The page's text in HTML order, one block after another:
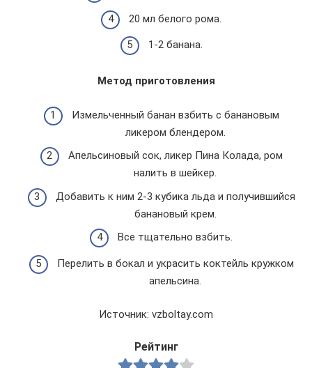
20 мл белого рома.
1-2 банана.
Метод приготовления
Измельченный банан взбить с банановым
ликером блендером.
Апельсиновый сок, ликер Пина Колада, ром
налить в шейкер.
Добавить к ним 2-3 кубика льда и получившийся
банановый крем.
Все тщательно взбить.
Перелить в бокал и украсить коктейль кружком
апельсина.
Источник: vzboltay.com
Рейтинг